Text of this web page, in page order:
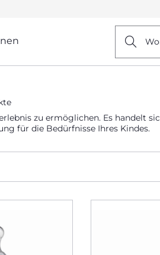
zu ermöglichen. Es handelt
für die Bedürfnisse Ihres Kindes.